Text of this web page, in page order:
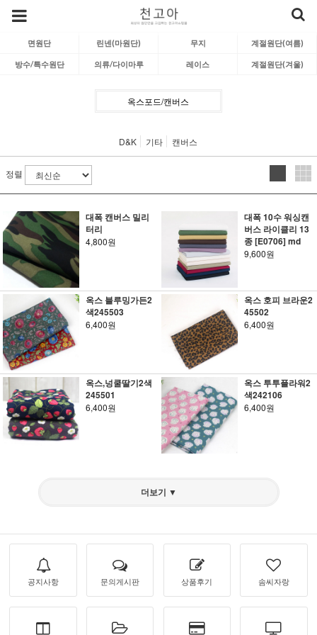
면원단 린넨(마원단) 무지 계절원단(여름)
방수/특수원단 의류/다이마루 레이스 계절원단(겨울)
옥스포드/캔버스
D&K 기타 캔버스
정렬
대폭 캔버스 밀리
터리
4,800원
대폭 10수 워싱캔
버스 라이클리 13
종 [E0706] md
9,600원
옥스 블루밍가든2
색245503
6,400원
옥스 호피 브라운2
45502
6,400원
옥스,넝쿨딸기2색
245501
6,400원
옥스 투투플라워2
색242106
6,400원
더보기 ▼
공지사항 문의게시판 상품후기 솜씨자랑